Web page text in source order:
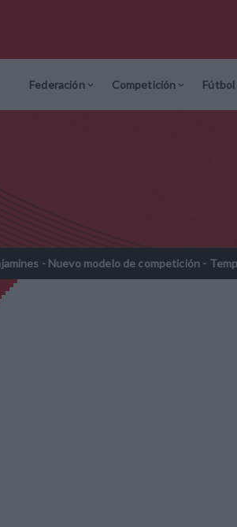
Federación Competición Fútbol
de competición - Temporada 2026-2027